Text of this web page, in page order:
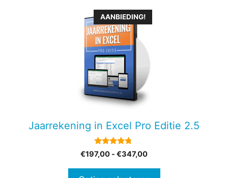
AANBIEDING!
Jaarrekening in Excel Pro Editie 2.5
4.60
van 5
€197,00 - €347,00Prijsklasse:
worden
productpagina